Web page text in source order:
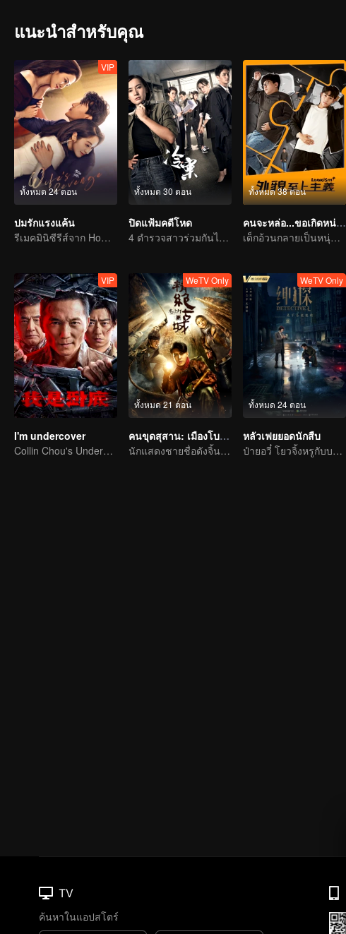
แนะนำสำหรับคุณ
ทั้งหมด 24 ตอน
VIP
ปมรักแรงแค้น
รีเมคมินิซีรีส์จาก Home Temptation
ทั้งหมด 30 ตอน
ปิดแฟ้มคดีโหด
4 ตำรวจสาวร่วมกันไขความจริง ของปริศนาคดีโหด ซ่อนเงื่อน
ทั้งหมด 38 ตอน
คนจะหล่อ...ขอเกิดหน่อย
เด็กอ้วนกลายเป็นหนุ่มหล่อในร่างเดียวกัน
VIP
I'm undercover
Collin Chou's Undercover War
ทั้งหมด 21 ตอน
WeTV Only
คนขุดสุสาน: เมืองโบราณกลางทะเลทราย
นักแสดงชายชื่อดังจิ้นตง กับนักแสดงหญิงดาวรุ่งของไต้หวันเฉิน เฉียว เอิน เริ่มการผจญภัยในสุสานฝังศพ
ทั้งหมด 24 ตอน
WeTV Only
หลัวเฟยยอดนักสืบ
ป๋ายอวี๋ โยวจิ้งหรูกับบทบาทนักสืบแห่งประชาชาติ
TV
ค้นหาในแอปสโตร์